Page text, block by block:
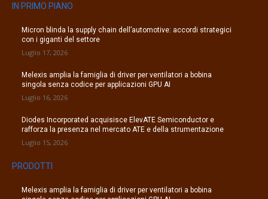
IN PRIMO PIANO
Micron blinda la supply chain dell’automotive: accordi strategici
con i giganti del settore
Luglio 17, 2026
Melexis amplia la famiglia di driver per ventilatori a bobina
singola senza codice per applicazioni GPU AI
Luglio 16, 2026
Diodes Incorporated acquisisce ElevATE Semiconductor e
rafforza la presenza nel mercato ATE e della strumentazione
Luglio 15, 2026
PRODOTTI
Melexis amplia la famiglia di driver per ventilatori a bobina